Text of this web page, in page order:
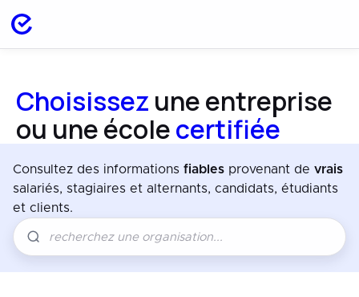
Choisissez une entreprise
ou une écolecertifiée
Consultez des informations fiables provenant de vrais
salariés, stagiaires et alternants, candidats, étudiants
et clients.